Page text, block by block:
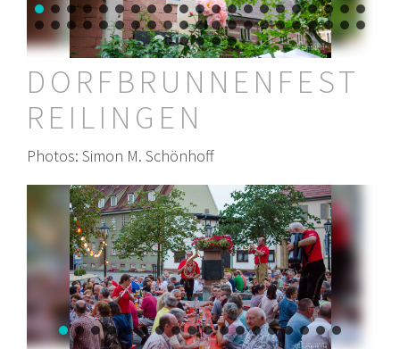
DORFBRUNNENFEST
REILINGEN
Photos: Simon M. Schönhoff